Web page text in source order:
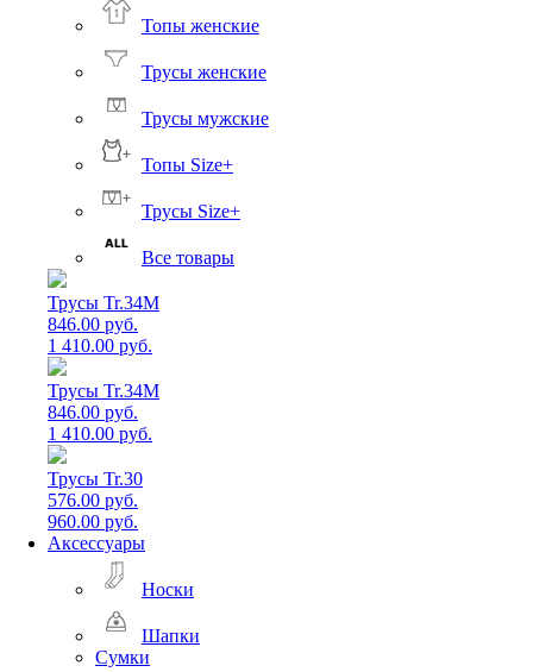
Топы женские
Трусы женские
Трусы мужские
Топы Size+
Трусы Size+
Все товары
Трусы Tr.34M
846.00 руб.
1 410.00 руб.
Трусы Tr.34M
846.00 руб.
1 410.00 руб.
Трусы Tr.30
576.00 руб.
960.00 руб.
Аксессуары
Носки
Шапки
Сумки